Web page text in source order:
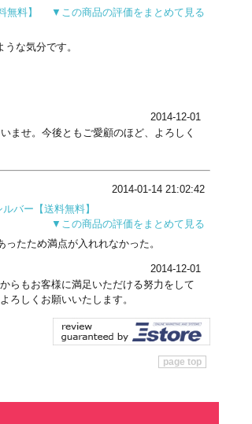
料】
▼この商品の評価をまとめて見る
な気分です。
2014-12-01
ませ。今後ともご愛顧のほど、よろしく
2014-01-14 21:02:42
バー【送料無料】
▼この商品の評価をまとめて見る
たため満点が入れれなかった。
2014-12-01
らもお客様に満足いただける努力をして
ろしくお願いいたします。
page top